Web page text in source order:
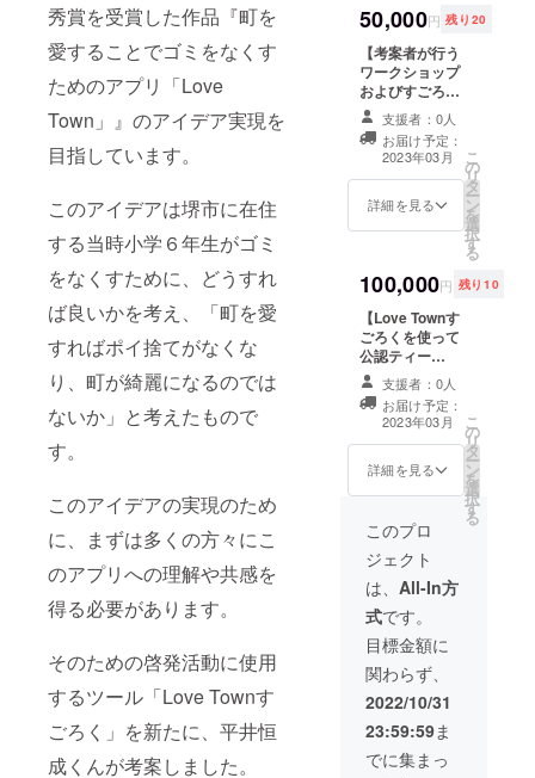
秀賞を受賞した作品『町を
愛することでゴミをなくす
ためのアプリ「Love
Town」』のアイデア実現を
目指しています。
このアイデアは堺市に在住
する当時小学６年生がゴミ
をなくすために、どうすれ
ば良いかを考え、「町を愛
すればポイ捨てがなくな
り、町が綺麗になるのでは
ないか」と考えたもので
す。
このアイデアの実現のため
に、まずは多くの方々にこ
のアプリへの理解や共感を
得る必要があります。
そのための啓発活動に使用
するツール「Love Townす
ごろく」を新たに、平井恒
成くんが考案しました。
送料：支援金に
含みます ＜すご
ろくについて＞
サイズ：B2 素
材：紙 付属品：
コマ、コイン(コ
マとコインの素
材は紙です)、サ
イコロ
50,000円 残り20
【考案者が行う
ワークショップ
およびすごろく
体験、講習が受
けられる権利+サ
イン入りすごろ
く5セット＋お礼
の手紙付き】 考
案者の中学生が
えるすごろくを
一緒に体験して
みてください。
実施場所：大阪
(詳細はプロジェ
クト終了後メー
ルにて連絡させ
ていただきます)
実施場所までの
は自己負担でお
願いいたしま
2023年4月頃 受
講日程はプロ
ジェクト終了後
メールにて調整
させていただき
ます ＜すごろく
について＞ サイ
ズ：B2 素材：紙
付属品：コマ、
コイン(コマとコ
インの素材は紙
です)、サイコロ
支援者：0人
お届け予定：
2023年03月
詳細を見る
こ
の
リ
タ
ー
ン
を
選
択
す
る
100,000円 残り10
【Love Townす
ごろくを使って
公認ティー
チャーになれる
講座受講権
+Love Townすご
ろく10セット(1
セットサイン入
り)】 考案者の中
す。 講座後、ご
一緒にすごろく
もお渡ししま
す。 実施場所：
大阪(詳細はプロ
ジェクト終了後
メールにて連絡
させていただき
ます) 実施場所ま
での交通費、滞
でお願いいたし
ます。 開催時
支援者：0人
お届け予定：
2023年03月
詳細を見る
こ
の
リ
タ
ー
ン
を
選
択
す
る
このプロ
ジェクト
は、 All-In方
式です。
目標金額に
関わらず、
2022/10/31
23:59:59ま
でに集まっ